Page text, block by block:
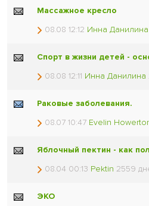
Массажное кресло
08.08 12:12 Инна Данилина
Спорт в жизни детей -
08.08 12:11 Инна Данилина
Раковые заболевания.
08.07 10:47 Evelin
Яблочный пектин - как
08.04 00:13 Pektin 2559
ЭКО